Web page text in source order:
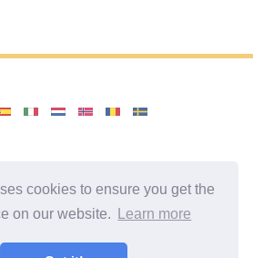
cookies to ensure you get the
on our website.
Learn more
Diäten und Rezepte für eine
Übungen für das Gehirn.
Selbstentwicklung. Sei heute